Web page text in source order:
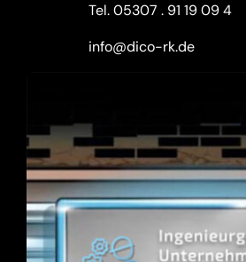
Tel.05307 . 91 19 09 4
info@dico-rk.de